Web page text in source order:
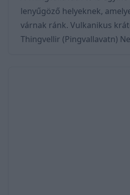
lenyűgöző helyeknek,
várnak ránk. Vulkanikus
Thingvellir (Pingvallavatn)